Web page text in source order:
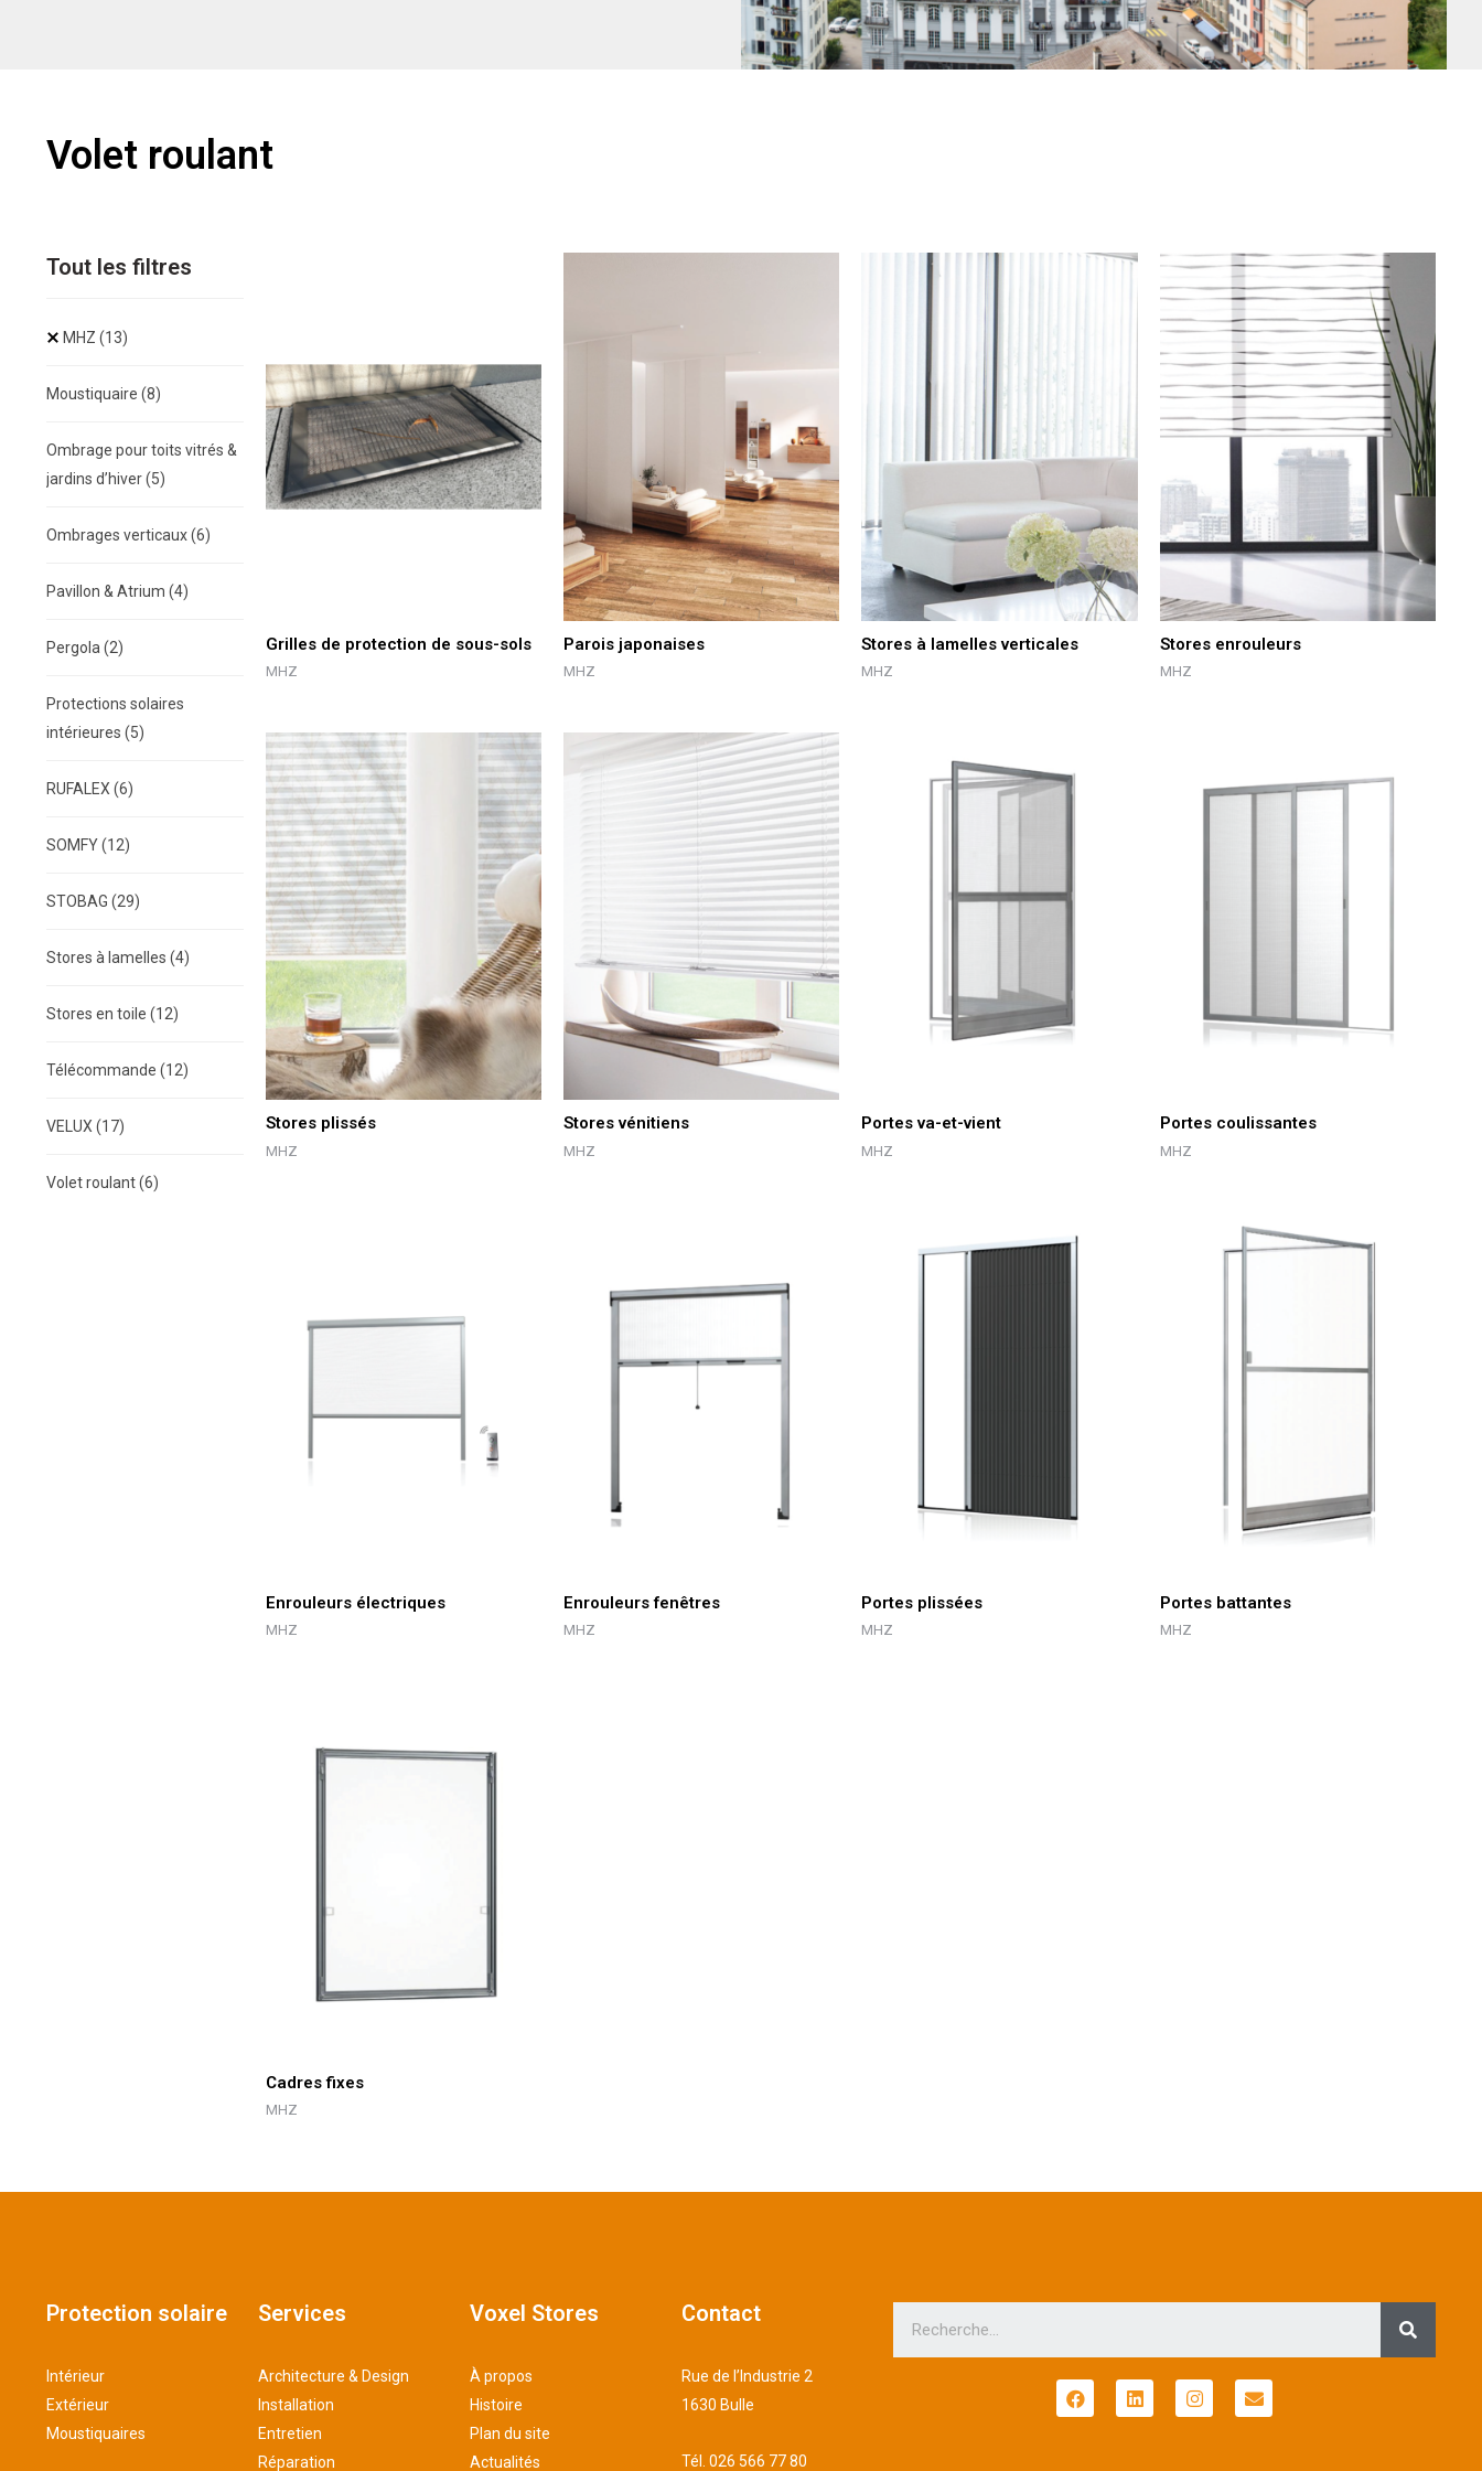
Volet roulant
Tout les filtres
MHZ (13)
Moustiquaire (8)
Ombrage pour toits vitrés &
jardins d’hiver(5)
Ombrages verticaux(6)
Pavillon & Atrium (4)
Pergola (2)
Protections solaires
intérieures (5)
RUFALEX (6)
SOMFY(12)
STOBAG (29)
Stores à lamelles (4)
Stores en toile (12)
Télécommande (12)
VELUX (17)
Volet roulant(6)
Grilles de protection de sous-sols
MHZ
Parois japonaises
MHZ
Stores à lamelles verticales
MHZ
Stores enrouleurs
MHZ
Stores plissés
MHZ
Stores vénitiens
MHZ
Portes va-et-vient
MHZ
Portes coulissantes
MHZ
Enrouleurs électriques
MHZ
Enrouleurs fenêtres
MHZ
Portes plissées
MHZ
Portes battantes
MHZ
Cadres fixes
MHZ
Protection solaire
Intérieur
Extérieur
Moustiquaires
Services
Architecture & Design
Installation
Entretien
Réparation
Voxel Stores
À propos
Histoire
Plan du site
Actualités
Contact
Rue de l’Industrie 2
1630 Bulle
Tél. 026 566 77 80